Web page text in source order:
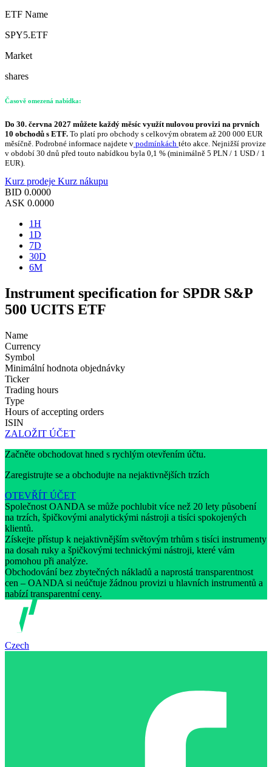
ETF Name
SPY5.ETF
Market
shares
Časově omezená nabídka:
Do 30. června 2027 můžete každý měsíc využít nulovou provizi na prvních
10 obchodů s ETF. To platí pro obchody s celkovým obratem až 200 000 EUR
měsíčně. Podrobné informace najdete v podmínkách této akce. Nejnižší provize
v období 30 dnů před touto nabídkou byla 0,1 % (minimálně 5 PLN / 1 USD / 1
EUR).
Kurz prodeje Kurz nákupu
BID 0.0000
ASK 0.0000
1H
1D
7D
30D
6M
Instrument specification for SPDR S&P
500 UCITS ETF
Name
Currency
Symbol
Minimální hodnota objednávky
Ticker
Trading hours
Type
Hours of accepting orders
ISIN
ZALOŽIT ÚČET
Začněte obchodovat hned s rychlým otevřením účtu.
Zaregistrujte se a obchodujte na nejaktivnějších trzích
OTEVŘÍT ÚČET
Společnost OANDA se může pochlubit více než 20 lety působení
na trzích, špičkovými analytickými nástroji a tisíci spokojených
klientů.
Získejte přístup k nejaktivnějším světovým trhům s tisíci instrumenty
na dosah ruky a špičkovými technickými nástroji, které vám
pomohou při analýze.
Obchodování bez zbytečných nákladů a naprostá transparentnost
cen – OANDA si neúčtuje žádnou provizi u hlavních instrumentů a
nabízí transparentní ceny.
Czech